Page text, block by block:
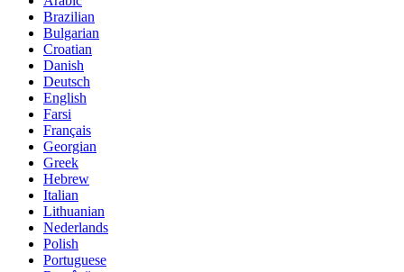
Brazilian
Bulgarian
Croatian
Danish
Deutsch
English
Farsi
Français
Georgian
Greek
Hebrew
Italian
Lithuanian
Nederlands
Polish
Portuguese